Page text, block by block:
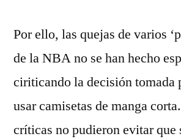
Por ello, las quejas de varios
de la NBA no se han hecho
ciriticando la decisión tomada
usar camisetas de manga
críticas no pudieron evitar que